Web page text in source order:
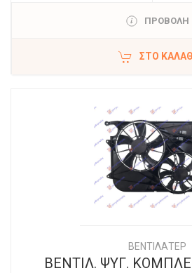
ΠΡΟΒΟΛΗ
ΣΤΟ ΚΑΛΆΘΙ
ΒΕΝΤΙΛΑΤΕΡ
ΒΕΝΤΙΛ. ΨΥΓ. ΚΟΜΠΛΕ